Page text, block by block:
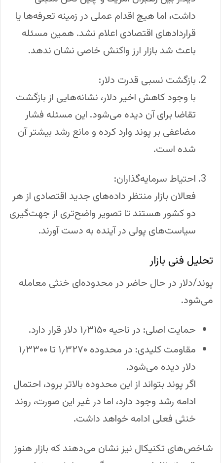
داشت، اما هیچ اقدام عملی در زمینه تعرفه‌ها یا
قراردادهای اقتصادی اعلام نشد. همین مسئله
باعث شد بازار ارز واکنش خاصی نشان ندهد.
بازگشت نسبی قدرت دلار:
با وجود کاهش اخیر دلار، نشانه‌هایی از بازگشت
تقاضا برای آن دیده می‌شود. این مسئله فشار
مضاعفی بر پوند وارد کرده و مانع رشد بیشتر آن
شده است.
احتیاط سرمایه‌گذاران:
فعالان بازار منتظر داده‌های جدید اقتصادی از هر
دو کشور هستند تا تصویر واضح‌تری از جهت‌گیری
سیاست‌های پولی در آینده به دست آورند.
تحلیل فنی بازار
پوند/دلار در حال حاضر در محدوده‌ای خنثی معامله
می‌شود.
حمایت اصلی: در ناحیه ۱٫۳۱۵۰ دلار قرار دارد.
مقاومت کلیدی: در محدوده ۱٫۳۲۷۰ تا ۱٫۳۳۰۰
دلار دیده می‌شود.
اگر پوند بتواند از این محدوده بالاتر برود، احتمال
ادامه رشد وجود دارد، اما در غیر این صورت، روند
خنثی فعلی ادامه خواهد داشت.
شاخص‌های تکنیکال نیز نشان می‌دهند که بازار هنوز